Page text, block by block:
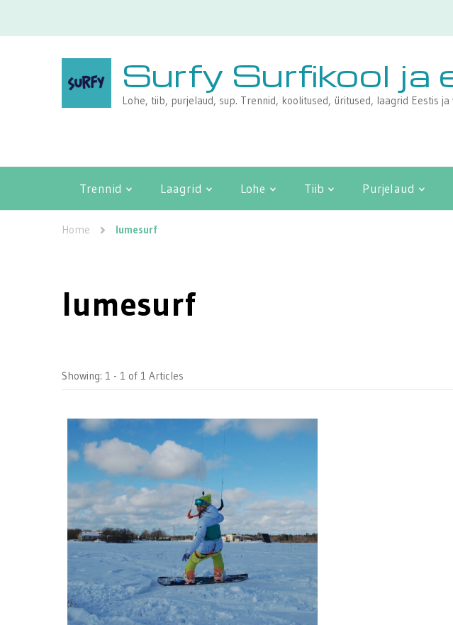
Surfy Surfikool ja
Lohe, tiib, purjelaud, sup. Trennid, koolitused, üritused, laagrid Eestis
Trennid Laagrid Lohe Tiib Purjelaud
Home lumesurf
lumesurf
Showing: 1 - 1 of 1 Articles